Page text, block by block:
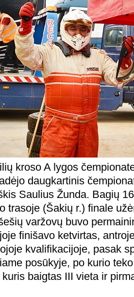
kroso A lygos
daugkartinis
Saulius Žunda. Bagių
trasoje (Šakių r.) finale
varžovų buvo
finišavo ketvirtas,
kvalifikacijoje, pasak
posūkyje, po kurio
baigtas III vieta ir